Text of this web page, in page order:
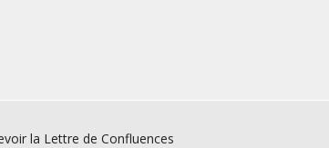
la Lettre de Confluences